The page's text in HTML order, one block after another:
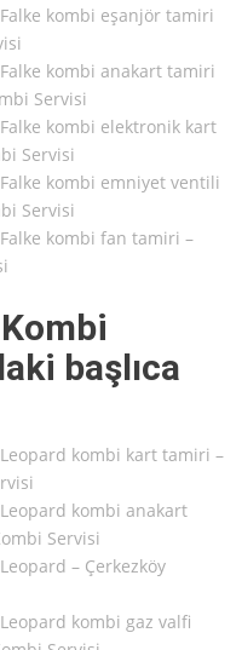
kombi eşanjör tamiri
kombi anakart tamiri
Servisi
kombi elektronik kart
Servisi
kombi emniyet ventili
Servisi
kombi fan tamiri –
başlıca
kombi kart tamiri –
kombi anakart
Servisi
– Çerkezköy
kombi gaz valfi